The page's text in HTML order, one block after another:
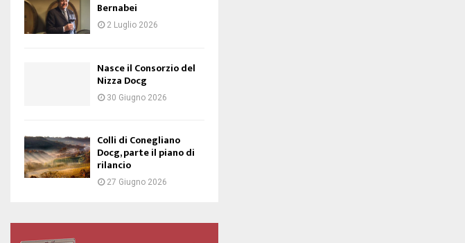
Bernabei
2 Luglio 2026
Nasce il Consorzio del
Nizza Docg
30 Giugno 2026
Colli di Conegliano
Docg, parte il piano di
rilancio
27 Giugno 2026